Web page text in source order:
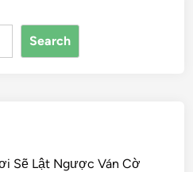
Search
Sẽ Lật Ngược Ván Cờ